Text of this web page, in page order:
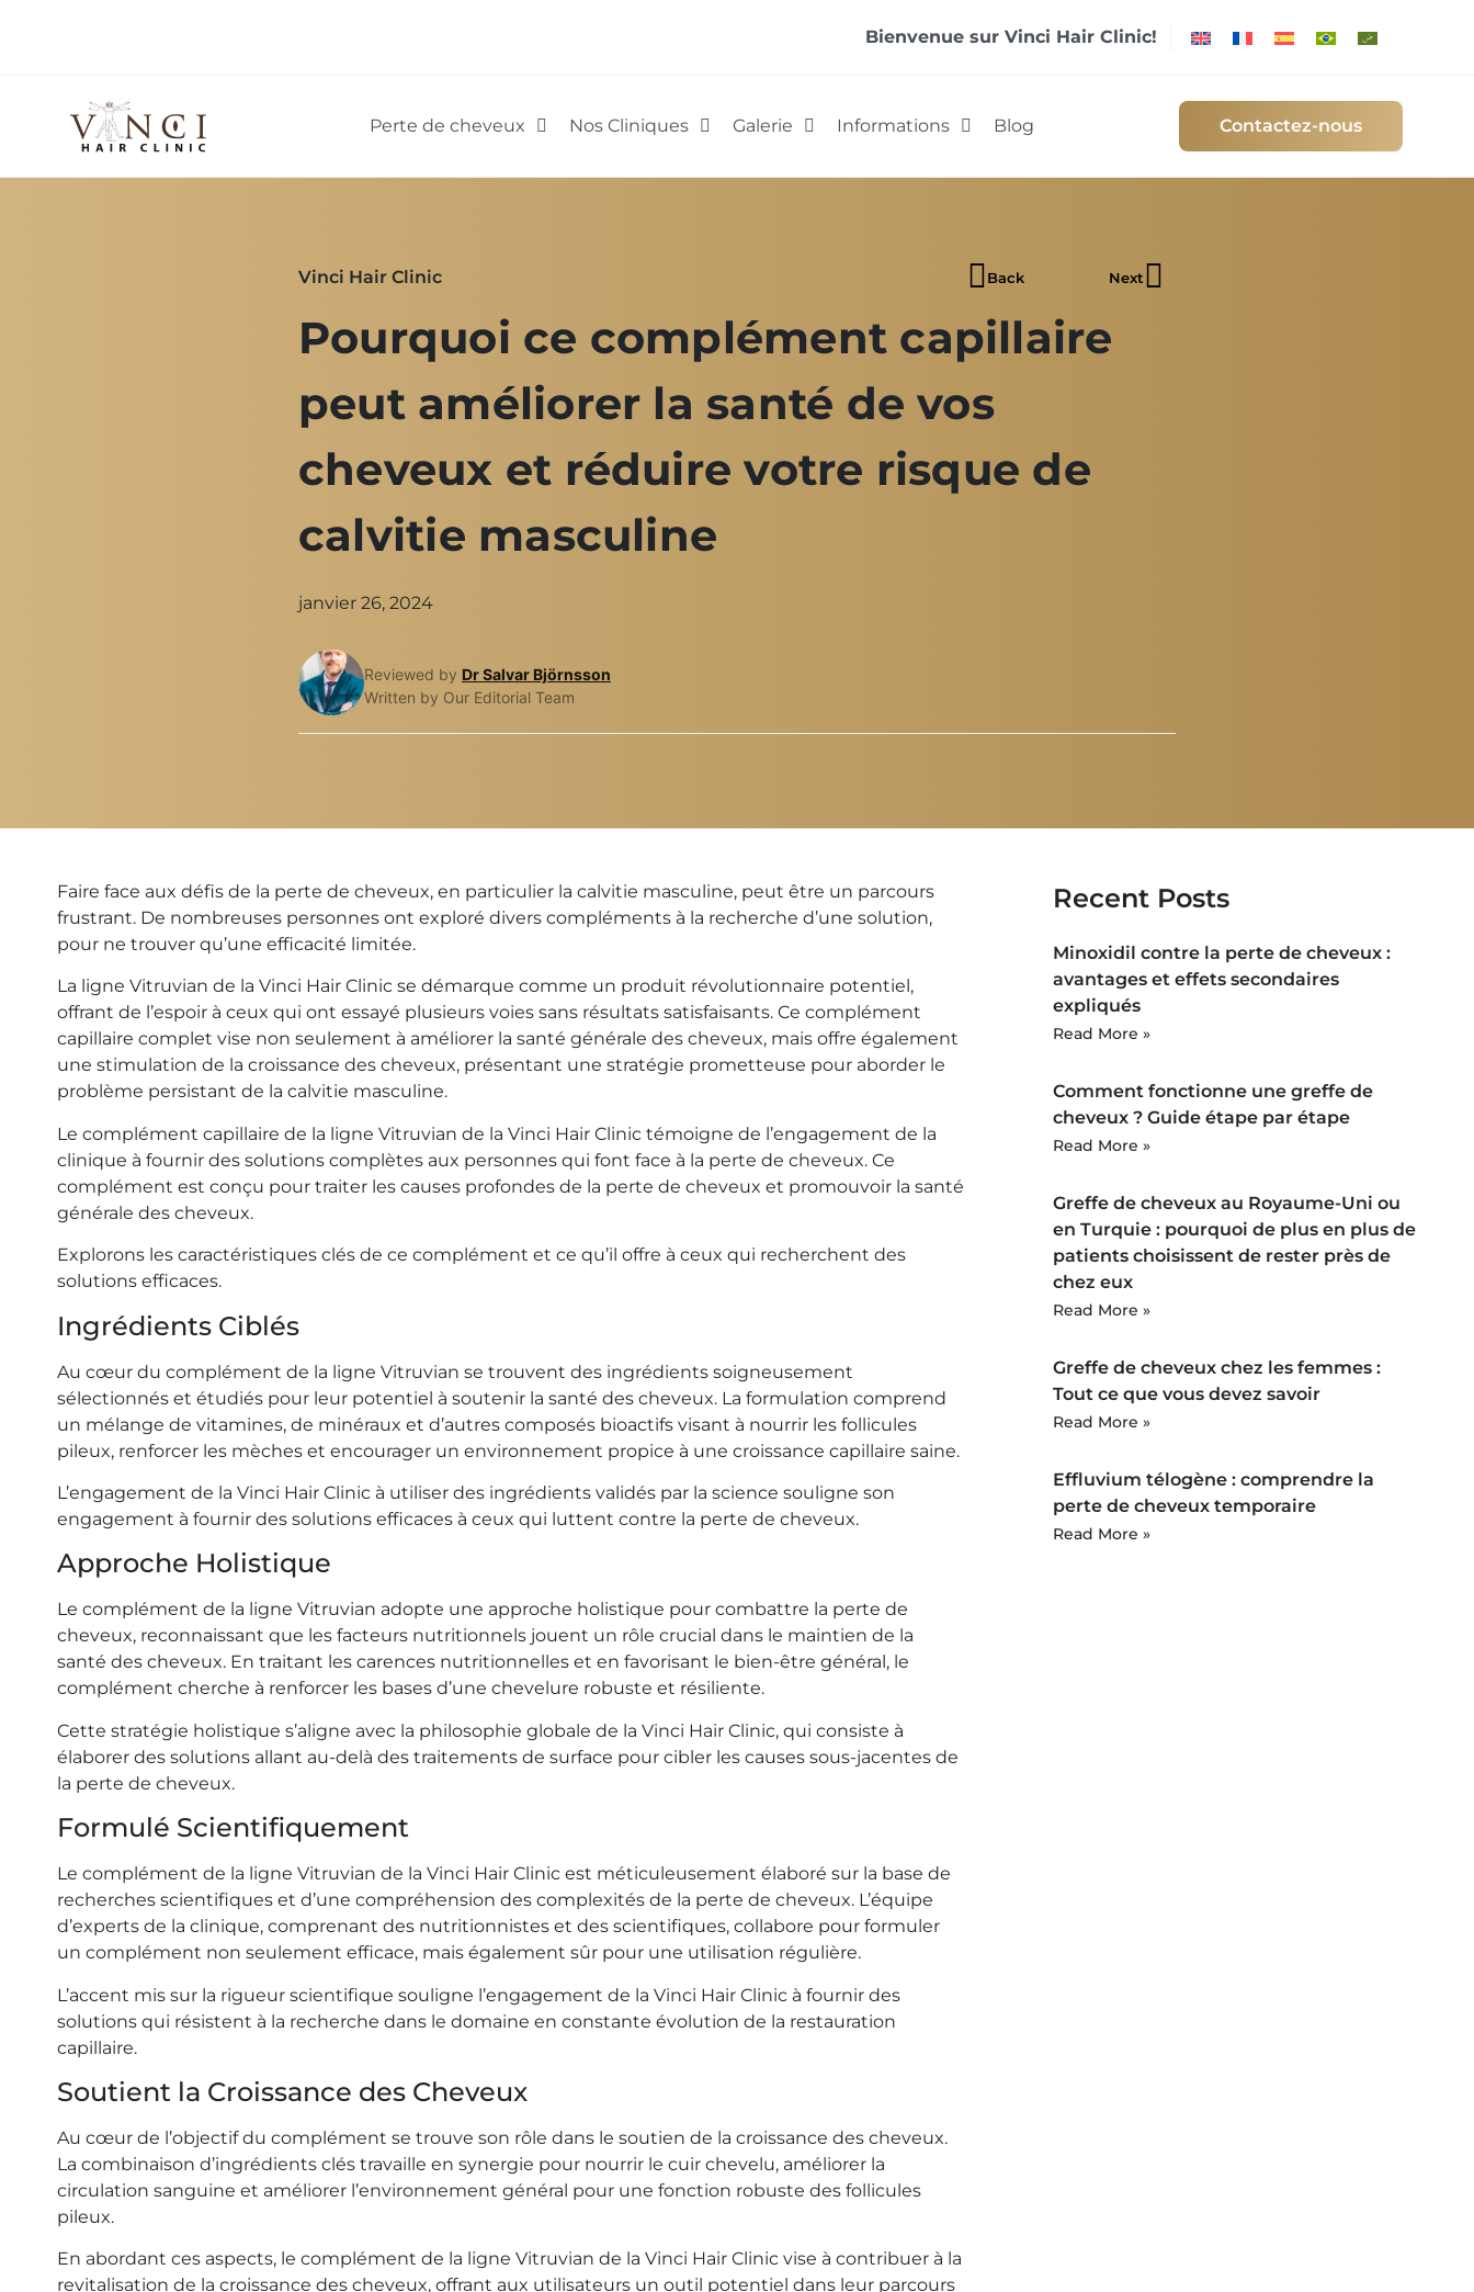
Bienvenue sur Vinci Hair Clinic!
Perte de cheveux Nos Cliniques Galerie Informations Blog Contactez-nous
Vinci Hair Clinic Back Next
Pourquoi ce complément capillaire
peut améliorer la santé de vos
cheveux et réduire votre risque de
calvitie masculine
janvier 26, 2024
Reviewed by Dr Salvar Björnsson
Written by Our Editorial Team
Faire face aux défis de la perte de cheveux, en particulier la calvitie masculine, peut être un parcours
frustrant. De nombreuses personnes ont exploré divers compléments à la recherche d’une solution,
pour ne trouver qu’une efficacité limitée.
La ligne Vitruvian de la Vinci Hair Clinic se démarque comme un produit révolutionnaire potentiel,
offrant de l’espoir à ceux qui ont essayé plusieurs voies sans résultats satisfaisants. Ce complément
capillaire complet vise non seulement à améliorer la santé générale des cheveux, mais offre également
une stimulation de la croissance des cheveux, présentant une stratégie prometteuse pour aborder le
problème persistant de la calvitie masculine.
Le complément capillaire de la ligne Vitruvian de la Vinci Hair Clinic témoigne de l’engagement de la
clinique à fournir des solutions complètes aux personnes qui font face à la perte de cheveux. Ce
complément est conçu pour traiter les causes profondes de la perte de cheveux et promouvoir la santé
générale des cheveux.
Explorons les caractéristiques clés de ce complément et ce qu’il offre à ceux qui recherchent des
solutions efficaces.
Ingrédients Ciblés
Au cœur du complément de la ligne Vitruvian se trouvent des ingrédients soigneusement
sélectionnés et étudiés pour leur potentiel à soutenir la santé des cheveux. La formulation comprend
un mélange de vitamines, de minéraux et d’autres composés bioactifs visant à nourrir les follicules
pileux, renforcer les mèches et encourager un environnement propice à une croissance capillaire saine.
L’engagement de la Vinci Hair Clinic à utiliser des ingrédients validés par la science souligne son
engagement à fournir des solutions efficaces à ceux qui luttent contre la perte de cheveux.
Approche Holistique
Le complément de la ligne Vitruvian adopte une approche holistique pour combattre la perte de
cheveux, reconnaissant que les facteurs nutritionnels jouent un rôle crucial dans le maintien de la
santé des cheveux. En traitant les carences nutritionnelles et en favorisant le bien-être général, le
complément cherche à renforcer les bases d’une chevelure robuste et résiliente.
Cette stratégie holistique s’aligne avec la philosophie globale de la Vinci Hair Clinic, qui consiste à
élaborer des solutions allant au-delà des traitements de surface pour cibler les causes sous-jacentes de
la perte de cheveux.
Formulé Scientifiquement
Le complément de la ligne Vitruvian de la Vinci Hair Clinic est méticuleusement élaboré sur la base de
recherches scientifiques et d’une compréhension des complexités de la perte de cheveux. L’équipe
d’experts de la clinique, comprenant des nutritionnistes et des scientifiques, collabore pour formuler
un complément non seulement efficace, mais également sûr pour une utilisation régulière.
L’accent mis sur la rigueur scientifique souligne l’engagement de la Vinci Hair Clinic à fournir des
solutions qui résistent à la recherche dans le domaine en constante évolution de la restauration
capillaire.
Soutient la Croissance des Cheveux
Au cœur de l’objectif du complément se trouve son rôle dans le soutien de la croissance des cheveux.
La combinaison d’ingrédients clés travaille en synergie pour nourrir le cuir chevelu, améliorer la
circulation sanguine et améliorer l’environnement général pour une fonction robuste des follicules
pileux.
En abordant ces aspects, le complément de la ligne Vitruvian de la Vinci Hair Clinic vise à contribuer à la
revitalisation de la croissance des cheveux, offrant aux utilisateurs un outil potentiel dans leur parcours
Recent Posts
Minoxidil contre la perte de cheveux :
avantages et effets secondaires
expliqués
Read More »
Comment fonctionne une greffe de
cheveux ? Guide étape par étape
Read More »
Greffe de cheveux au Royaume-Uni ou
en Turquie : pourquoi de plus en plus de
patients choisissent de rester près de
chez eux
Read More »
Greffe de cheveux chez les femmes :
Tout ce que vous devez savoir
Read More »
Effluvium télogène : comprendre la
perte de cheveux temporaire
Read More »